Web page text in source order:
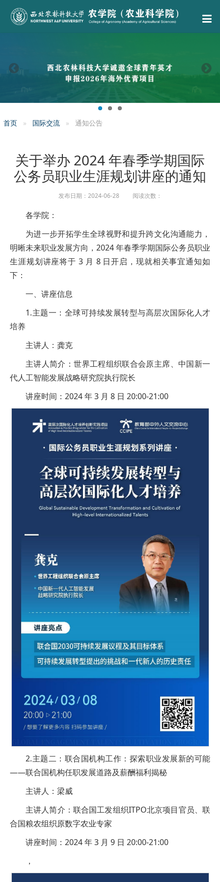
首页 国际交流 通知公告
关于举办 2024 年春季学期国际
公务员职业生涯规划讲座的通知
发布日期：2024-06-28 阅读次数：
各学院：
为进一步开拓学生全球视野和提升跨文化沟通能力，
明晰未来职业发展方向，2024 年春季学期国际公务员职业
生涯规划讲座将于 3 月 8 日开启，现就相关事宜通知如
下：
一、讲座信息
1.主题一：全球可持续发展转型与高层次国际化人才
培养
主讲人：龚克
主讲人简介：世界工程组织联合会原主席、中国新一
代人工智能发展战略研究院执行院长
讲座时间：2024 年 3 月 8 日 20:00-21:00
2.主题二：联合国机构工作：探索职业发展新的可能
——联合国机构任职发展道路及薪酬福利揭秘
主讲人：梁威
主讲人简介：联合国工发组织ITPO北京项目官员、联
合国粮农组织原数字农业专家
讲座时间：2024 年 3 月 9 日 20:00-21:00
，